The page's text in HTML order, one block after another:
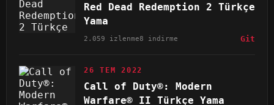
Red Dead Redemption 2 Türkçe
Yama
2.059 izlenme8 indirme Git
26 TEM 2022
Call of Duty®: Modern
Warfare® II Türkçe Yama